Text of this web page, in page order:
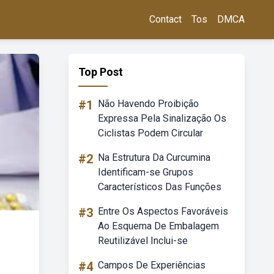
Contact Tos DMCA
Top Post
#1
Não Havendo Proibição
Expressa Pela Sinalização Os
Ciclistas Podem Circular
#2 Na Estrutura Da Curcumina
Identificam-se Grupos
Característicos Das Funções
#3 Entre Os Aspectos Favoráveis
Ao Esquema De Embalagem
Reutilizável Inclui-se
#4 Campos De Experiências